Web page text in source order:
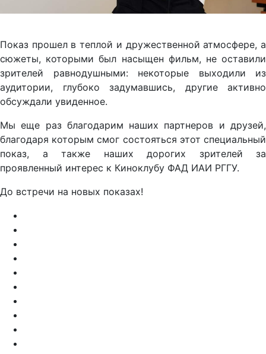
Показ прошел в теплой и дружественной атмосфере, а
сюжеты, которыми был насыщен фильм, не оставили
зрителей равнодушными: некоторые выходили из
аудитории, глубоко задумавшись, другие активно
обсуждали увиденное.
Мы еще раз благодарим наших партнеров и друзей,
благодаря которым смог состояться этот специальный
показ, а также наших дорогих зрителей за
проявленный интерес к Киноклубу ФАД ИАИ РГГУ.
До встречи на новых показах!